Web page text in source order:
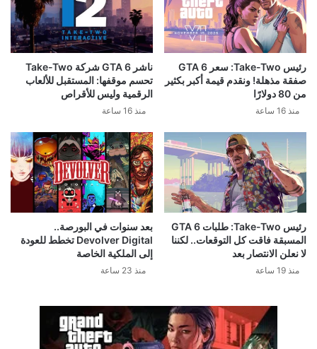
رئيس Take-Two: سعر GTA 6
صفقة مذهلة! ونقدم قيمة أكبر بكثير
من 80 دولارًا
منذ 16 ساعة
ناشر GTA 6 شركة Take-Two
تحسم موقفها: المستقبل للألعاب
الرقمية وليس للأقراص
منذ 16 ساعة
رئيس Take-Two: طلبات GTA 6
المسبقة فاقت كل التوقعات.. لكننا
لا نعلن الانتصار بعد
منذ 19 ساعة
بعد سنوات في البورصة..
Devolver Digital تخطط للعودة
إلى الملكية الخاصة
منذ 23 ساعة